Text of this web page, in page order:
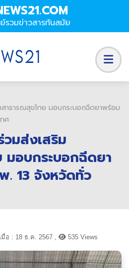
รวมข่าวสารทันสมัย
ธารณสุขไทย มอบกระบอกฉีดยาพร้อม
ศ
มส่งเสริม
มอบกระบอกฉีดยา
. 13 จังหวัดทั่ว
อ : 18 ธ.ค. 2567 , 535 Views